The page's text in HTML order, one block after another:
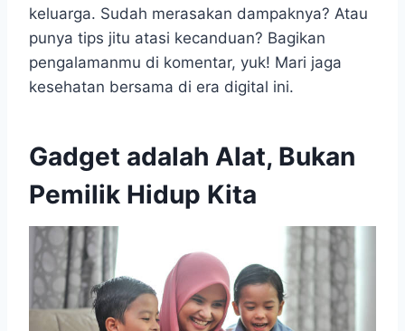
keluarga. Sudah merasakan dampaknya? Atau
punya tips jitu atasi kecanduan? Bagikan
pengalamanmu di komentar, yuk! Mari jaga
kesehatan bersama di era digital ini.
Gadget adalah Alat, Bukan
Pemilik Hidup Kita